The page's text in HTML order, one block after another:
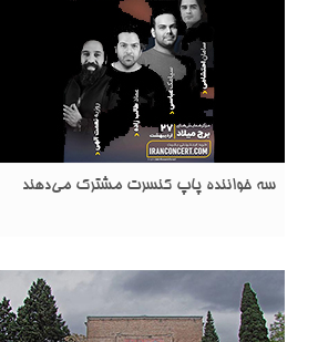
سه خواننده پاپ کنسرت مشترک می‌دهند